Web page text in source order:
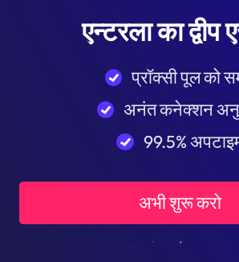
एन्टरला का द्वीप
प्रॉक्सी पूल को
अनंत कनेक्शन
99.5%
अभी शुरू करो